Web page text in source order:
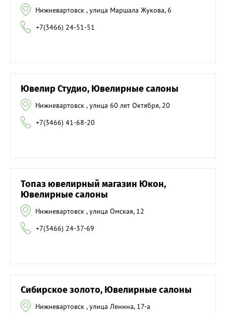
Нижневартовск , улица Маршала Жукова, 6
+7(3466) 24-51-51
Ювелир Студио, Ювелирные салоны
Нижневартовск , улица 60 лет Октября, 20
+7(3466) 41-68-20
Топаз ювелирный магазин Юкон,
Ювелирные салоны
Нижневартовск , улица Омская, 12
+7(3466) 24-37-69
Сибирское золото, Ювелирные салоны
Нижневартовск , улица Ленина, 17-а